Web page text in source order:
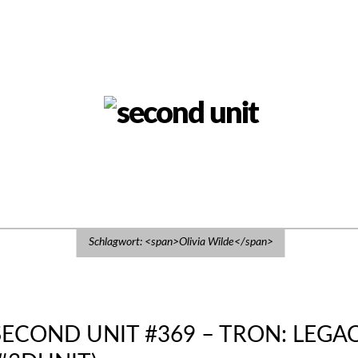
Schlagwort: <span>Olivia Wilde</span>
UNIT #369 – TRON: